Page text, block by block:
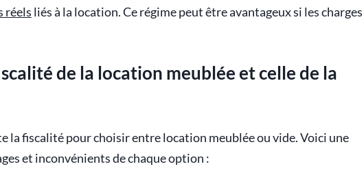
réels liés à la location. Ce régime peut être avantageux si les charges
de la location meublée et celle de la
la fiscalité pour choisir entre location meublée ou vide. Voici une
et inconvénients de chaque option :